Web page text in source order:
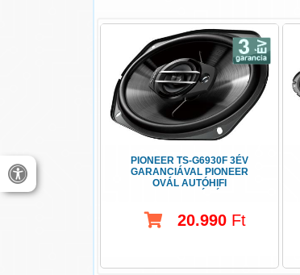
PIONEER TS-G6930F 3ÉV
GARANCIÁVAL PIONEER
OVÁL AUTÓHIFI
20.990 Ft